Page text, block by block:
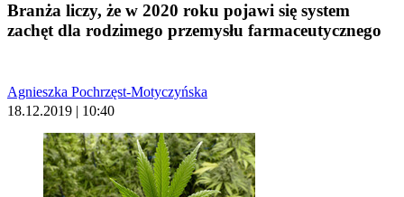
Branża liczy, że w 2020 roku pojawi się system
zachęt dla rodzimego przemysłu farmaceutycznego
Agnieszka Pochrzęst-Motyczyńska
18.12.2019 | 10:40